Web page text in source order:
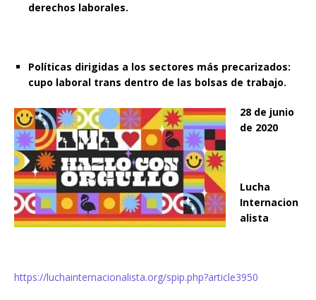
derechos laborales.
Políticas dirigidas a los sectores más precarizados:
cupo laboral trans dentro de las bolsas de trabajo.
28 de junio
de 2020
Lucha
Internacion
alista
https://luchainternacionalista.org/spip.php?article3950